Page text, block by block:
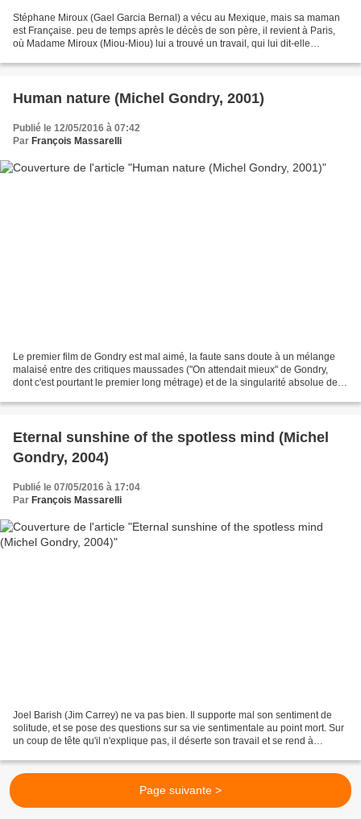
Stéphane Miroux (Gael Garcia Bernal) a vécu au Mexique, mais sa maman
est Française. peu de temps après le décès de son père, il revient à Paris,
où Madame Miroux (Miou-Miou) lui a trouvé un travail, qui lui dit-elle
Human nature (Michel Gondry, 2001)
Publié le 12/05/2016 à 07:42
Par François Massarelli
Le premier film de Gondry est mal aimé, la faute sans doute à un mélange
malaisé entre des critiques maussades ("On attendait mieux" de Gondry,
dont c'est pourtant le premier long métrage) et de la singularité absolue de la
Eternal sunshine of the spotless mind (Michel
Gondry, 2004)
Publié le 07/05/2016 à 17:04
Par François Massarelli
Joel Barish (Jim Carrey) ne va pas bien. Il supporte mal son sentiment de
solitude, et se pose des questions sur sa vie sentimentale au point mort. Sur
un coup de tête qu'il n'explique pas, il déserte son travail et se rend à
Page suivante >